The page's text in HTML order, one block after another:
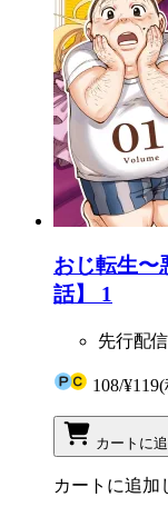
おじ転生〜
話】 1
先行配信
108/¥119(
カートに
カートに追加